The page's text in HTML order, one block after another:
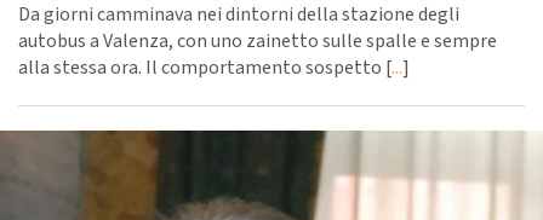
Da giorni camminava nei dintorni della stazione degli
autobus a Valenza, con uno zainetto sulle spalle e sempre
alla stessa ora. Il comportamento sospetto [...]